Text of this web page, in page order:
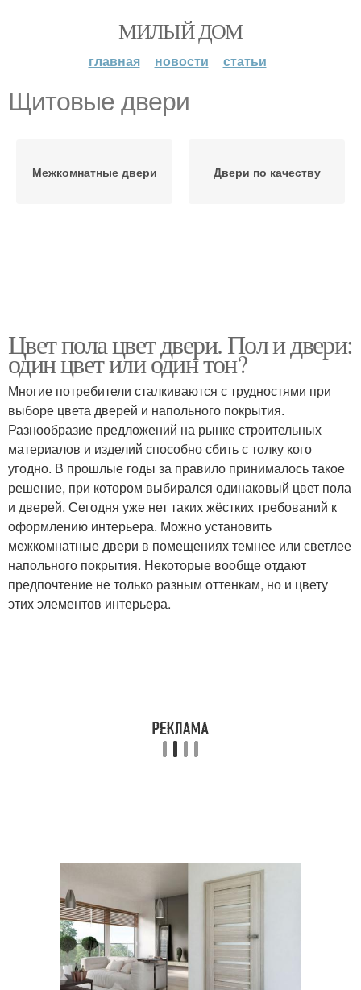
МИЛЫЙ ДОМ
главная новости статьи
Щитовые двери
Межкомнатные двери Двери по качеству
Цвет пола цвет двери. Пол и двери:
один цвет или один тон?
Многие потребители сталкиваются с трудностями при
выборе цвета дверей и напольного покрытия.
Разнообразие предложений на рынке строительных
материалов и изделий способно сбить с толку кого
угодно. В прошлые годы за правило принималось такое
решение, при котором выбирался одинаковый цвет пола
и дверей. Сегодня уже нет таких жёстких требований к
оформлению интерьера. Можно установить
межкомнатные двери в помещениях темнее или светлее
напольного покрытия. Некоторые вообще отдают
предпочтение не только разным оттенкам, но и цвету
этих элементов интерьера.